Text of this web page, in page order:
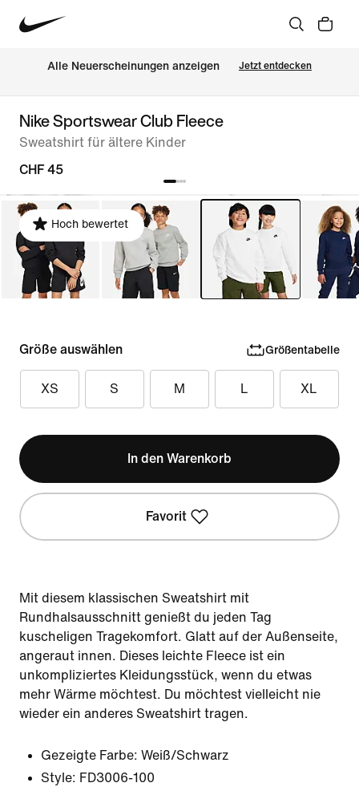
Alle Neuerscheinungen anzeigen Jetzt entdecken
Nike Sportswear Club Fleece
Sweatshirt für ältere Kinder
CHF 45
Hoch bewertet
Größe auswählen Größentabelle
XS S M L XL
In den Warenkorb
Favorit
Mit diesem klassischen Sweatshirt mit
Rundhalsausschnitt genießt du jeden Tag
kuscheligen Tragekomfort. Glatt auf der Außenseite,
angeraut innen. Dieses leichte Fleece ist ein
unkompliziertes Kleidungsstück, wenn du etwas
mehr Wärme möchtest. Du möchtest vielleicht nie
wieder ein anderes Sweatshirt tragen.
Gezeigte Farbe: Weiß/Schwarz
Style: FD3006-100